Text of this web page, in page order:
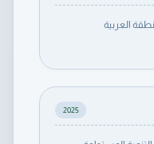
العربية
2025